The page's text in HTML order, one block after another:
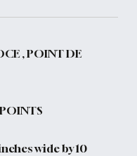
, POINT DE
wide by 10